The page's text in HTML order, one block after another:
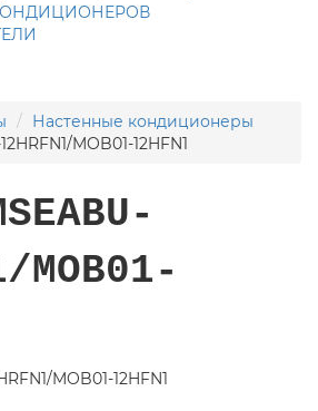
Настенные кондиционеры
MOB01-12HFN1
MOB01-